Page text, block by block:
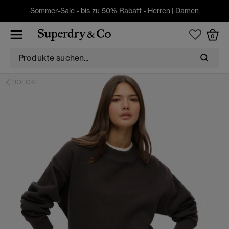
Sommer-Sale - bis zu 50% Rabatt - Herren | Damen
0
ROECKE